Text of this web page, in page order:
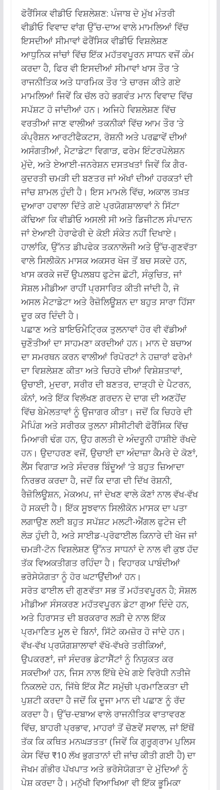
ਫੋਰੈਂਸਿਕ ਵੀਡੀਓ ਵਿਸ਼ਲੇਸ਼ਣ: ਪੰਜਾਬ ਦੇ ਮੁੱਖ ਮੰਤਰੀ
ਵੀਡੀਓ ਵਿਵਾਦ ਵਾਂਗ ਉੱਚ-ਦਾਅ ਵਾਲੇ ਮਾਮਲਿਆਂ ਵਿੱਚ
ਇਸਦੀਆਂ ਸੀਮਾਵਾਂ ਫੋਰੈਂਸਿਕ ਵੀਡੀਓ ਵਿਸ਼ਲੇਸ਼ਣ
ਆਧੁਨਿਕ ਜਾਂਚਾਂ ਵਿੱਚ ਇੱਕ ਮਹੱਤਵਪੂਰਨ ਸਾਧਨ ਵਜੋਂ ਕੰਮ
ਕਰਦਾ ਹੈ, ਫਿਰ ਵੀ ਇਸਦੀਆਂ ਸੀਮਾਵਾਂ ਖਾਸ ਤੌਰ ‘ਤੇ
ਰਾਜਨੀਤਿਕ ਅਤੇ ਧਾਰਮਿਕ ਤੌਰ ‘ਤੇ ਚਾਰਜ ਕੀਤੇ ਗਏ
ਮਾਮਲਿਆਂ ਜਿਵੇਂ ਕਿ ਚੱਲ ਰਹੇ ਭਗਵੰਤ ਮਾਨ ਵਿਵਾਦ ਵਿੱਚ
ਸਪੱਸ਼ਟ ਹੋ ਜਾਂਦੀਆਂ ਹਨ। ਅਜਿਹੇ ਵਿਸ਼ਲੇਸ਼ਣ ਵਿੱਚ
ਵਰਤੀਆਂ ਜਾਣ ਵਾਲੀਆਂ ਤਕਨੀਕਾਂ ਵਿੱਚ ਆਮ ਤੌਰ ‘ਤੇ
ਕੰਪ੍ਰੈਸ਼ਨ ਆਰਟੀਫੈਕਟਸ, ਰੋਸ਼ਨੀ ਅਤੇ ਪਰਛਾਵੇਂ ਦੀਆਂ
ਅਸੰਗਤੀਆਂ, ਮੈਟਾਡੇਟਾ ਵਿਗਾੜ, ਫਰੇਮ ਇੰਟਰਪੋਲੇਸ਼ਨ
ਮੁੱਦੇ, ਅਤੇ ਏਆਈ-ਜਨਰੇਸ਼ਨ ਦਸਤਖਤਾਂ ਜਿਵੇਂ ਕਿ ਗੈਰ-
ਕੁਦਰਤੀ ਚਮੜੀ ਦੀ ਬਣਤਰ ਜਾਂ ਅੱਖਾਂ ਦੀਆਂ ਹਰਕਤਾਂ ਦੀ
ਜਾਂਚ ਸ਼ਾਮਲ ਹੁੰਦੀ ਹੈ। ਇਸ ਮਾਮਲੇ ਵਿੱਚ, ਅਕਾਲ ਤਖ਼ਤ
ਦੁਆਰਾ ਹਵਾਲਾ ਦਿੱਤੇ ਗਏ ਪ੍ਰਯੋਗਸ਼ਾਲਾਵਾਂ ਨੇ ਸਿੱਟਾ
ਕੱਢਿਆ ਕਿ ਵੀਡੀਓ ਅਸਲੀ ਸੀ ਅਤੇ ਡਿਜੀਟਲ ਸੰਪਾਦਨ
ਜਾਂ ਏਆਈ ਹੇਰਾਫੇਰੀ ਦੇ ਕੋਈ ਸੰਕੇਤ ਨਹੀਂ ਦਿਖਾਏ।
ਹਾਲਾਂਕਿ, ਉੱਨਤ ਡੀਪਫੇਕ ਤਕਨਾਲੋਜੀ ਅਤੇ ਉੱਚ-ਗੁਣਵੱਤਾ
ਵਾਲੇ ਸਿਲੀਕੋਨ ਮਾਸਕ ਅਕਸਰ ਖੋਜ ਤੋਂ ਬਚ ਸਕਦੇ ਹਨ,
ਖਾਸ ਕਰਕੇ ਜਦੋਂ ਉਪਲਬਧ ਫੁਟੇਜ ਛੋਟੀ, ਸੰਕੁਚਿਤ, ਜਾਂ
ਸੋਸ਼ਲ ਮੀਡੀਆ ਰਾਹੀਂ ਪ੍ਰਸਾਰਿਤ ਕੀਤੀ ਜਾਂਦੀ ਹੈ, ਜੋ
ਅਸਲ ਮੈਟਾਡੇਟਾ ਅਤੇ ਰੈਜ਼ੋਲਿਊਸ਼ਨ ਦਾ ਬਹੁਤ ਸਾਰਾ ਹਿੱਸਾ
ਦੂਰ ਕਰ ਦਿੰਦੀ ਹੈ।
ਪਛਾਣ ਅਤੇ ਬਾਇਓਮੈਟ੍ਰਿਕ ਤੁਲਨਾਵਾਂ ਹੋਰ ਵੀ ਵੱਡੀਆਂ
ਚੁਣੌਤੀਆਂ ਦਾ ਸਾਹਮਣਾ ਕਰਦੀਆਂ ਹਨ। ਮਾਨ ਦੇ ਬਚਾਅ
ਦਾ ਸਮਰਥਨ ਕਰਨ ਵਾਲੀਆਂ ਰਿਪੋਰਟਾਂ ਨੇ ਹਜ਼ਾਰਾਂ ਫਰੇਮਾਂ
ਦਾ ਵਿਸ਼ਲੇਸ਼ਣ ਕੀਤਾ ਅਤੇ ਚਿਹਰੇ ਦੀਆਂ ਵਿਸ਼ੇਸ਼ਤਾਵਾਂ,
ਉਚਾਈ, ਮੁਦਰਾ, ਸਰੀਰ ਦੀ ਬਣਤਰ, ਦਾੜ੍ਹੀ ਦੇ ਪੈਟਰਨ,
ਕੰਨਾਂ, ਅਤੇ ਇੱਕ ਵਿਲੱਖਣ ਗਰਦਨ ਦੇ ਦਾਗ ਦੀ ਅਣਹੋਂਦ
ਵਿੱਚ ਬੇਮੇਲਤਾਵਾਂ ਨੂੰ ਉਜਾਗਰ ਕੀਤਾ। ਜਦੋਂ ਕਿ ਚਿਹਰੇ ਦੀ
ਮੈਪਿੰਗ ਅਤੇ ਸਰੀਰਕ ਤੁਲਨਾ ਸੀਸੀਟੀਵੀ ਫੋਰੈਂਸਿਕ ਵਿੱਚ
ਮਿਆਰੀ ਢੰਗ ਹਨ, ਉਹ ਗਲਤੀ ਦੇ ਅੰਦਰੂਨੀ ਹਾਸ਼ੀਏ ਰੱਖਦੇ
ਹਨ। ਉਦਾਹਰਣ ਵਜੋਂ, ਉਚਾਈ ਦਾ ਅੰਦਾਜ਼ਾ ਕੈਮਰੇ ਦੇ ਕੋਣਾਂ,
ਲੈਂਸ ਵਿਗਾੜ ਅਤੇ ਸੰਦਰਭ ਬਿੰਦੂਆਂ ‘ਤੇ ਬਹੁਤ ਜ਼ਿਆਦਾ
ਨਿਰਭਰ ਕਰਦਾ ਹੈ, ਜਦੋਂ ਕਿ ਦਾਗ ਦੀ ਦਿੱਖ ਰੋਸ਼ਨੀ,
ਰੈਜ਼ੋਲਿਊਸ਼ਨ, ਮੇਕਅਪ, ਜਾਂ ਦੇਖਣ ਵਾਲੇ ਕੋਣਾਂ ਨਾਲ ਵੱਖ-ਵੱਖ
ਹੋ ਸਕਦੀ ਹੈ। ਇੱਕ ਸੂਝਵਾਨ ਸਿਲੀਕੋਨ ਮਾਸਕ ਦਾ ਪਤਾ
ਲਗਾਉਣ ਲਈ ਬਹੁਤ ਸਪੱਸ਼ਟ ਮਲਟੀ-ਐਂਗਲ ਫੁਟੇਜ ਦੀ
ਲੋੜ ਹੁੰਦੀ ਹੈ, ਅਤੇ ਸਾਈਡ-ਪ੍ਰੋਫਾਈਲ ਕਿਨਾਰੇ ਦੀ ਖੋਜ ਜਾਂ
ਚਮੜੀ-ਟੋਨ ਵਿਸ਼ਲੇਸ਼ਣ ਉੱਨਤ ਸਾਧਨਾਂ ਦੇ ਨਾਲ ਵੀ ਕੁਝ ਹੱਦ
ਤੱਕ ਵਿਅਕਤੀਗਤ ਰਹਿੰਦਾ ਹੈ। ਵਿਹਾਰਕ ਪਾਬੰਦੀਆਂ
ਭਰੋਸੇਯੋਗਤਾ ਨੂੰ ਹੋਰ ਘਟਾਉਂਦੀਆਂ ਹਨ।
ਸਰੋਤ ਫਾਈਲ ਦੀ ਗੁਣਵੱਤਾ ਸਭ ਤੋਂ ਮਹੱਤਵਪੂਰਨ ਹੈ; ਸੋਸ਼ਲ
ਮੀਡੀਆ ਸੰਸਕਰਣ ਮਹੱਤਵਪੂਰਨ ਡੇਟਾ ਗੁਆ ਦਿੰਦੇ ਹਨ,
ਅਤੇ ਹਿਰਾਸਤ ਦੀ ਬਰਕਰਾਰ ਲੜੀ ਦੇ ਨਾਲ ਇੱਕ
ਪ੍ਰਮਾਣਿਤ ਮੂਲ ਦੇ ਬਿਨਾਂ, ਸਿੱਟੇ ਕਮਜ਼ੋਰ ਹੋ ਜਾਂਦੇ ਹਨ।
ਵੱਖ-ਵੱਖ ਪ੍ਰਯੋਗਸ਼ਾਲਾਵਾਂ ਵੱਖੋ-ਵੱਖਰੇ ਤਰੀਕਿਆਂ,
ਉਪਕਰਣਾਂ, ਜਾਂ ਸੰਦਰਭ ਡੇਟਾਸੈੱਟਾਂ ਨੂੰ ਨਿਯੁਕਤ ਕਰ
ਸਕਦੀਆਂ ਹਨ, ਜਿਸ ਨਾਲ ਇੱਥੇ ਦੇਖੇ ਗਏ ਵਿਰੋਧੀ ਨਤੀਜੇ
ਨਿਕਲਦੇ ਹਨ, ਜਿੱਥੇ ਇੱਕ ਸੈੱਟ ਸਮੁੱਚੀ ਪ੍ਰਮਾਣਿਕਤਾ ਦੀ
ਪੁਸ਼ਟੀ ਕਰਦਾ ਹੈ ਜਦੋਂ ਕਿ ਦੂਜਾ ਮਾਨ ਦੀ ਪਛਾਣ ਨੂੰ ਰੱਦ
ਕਰਦਾ ਹੈ। ਉੱਚ-ਦਬਾਅ ਵਾਲੇ ਰਾਜਨੀਤਿਕ ਵਾਤਾਵਰਣ
ਵਿੱਚ, ਬਾਹਰੀ ਪ੍ਰਭਾਵ, ਮਾਹਰਾਂ ਤੋਂ ਚੋਣਵੇਂ ਸਵਾਲ, ਜਾਂ ਇੱਥੋਂ
ਤੱਕ ਕਿ ਕਥਿਤ ਮਨਘੜਤਤਾ (ਜਿਵੇਂ ਕਿ ਗੁਰੂਗ੍ਰਾਮ ਪੁਲਿਸ
ਕੇਸ ਵਿੱਚ ₹10 ਲੱਖ ਭੁਗਤਾਨਾਂ ਦੀ ਜਾਂਚ ਕੀਤੀ ਗਈ ਹੈ) ਦਾ
ਜੋਖਮ ਗੰਭੀਰ ਪੱਖਪਾਤ ਅਤੇ ਭਰੋਸੇਯੋਗਤਾ ਦੇ ਮੁੱਦਿਆਂ ਨੂੰ
ਪੇਸ਼ ਕਰਦਾ ਹੈ। ਮਨੁੱਖੀ ਵਿਆਖਿਆ ਵੀ ਇੱਕ ਭੂਮਿਕਾ